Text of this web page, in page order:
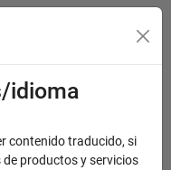
idioma
contenido traducido, si
productos y servicios